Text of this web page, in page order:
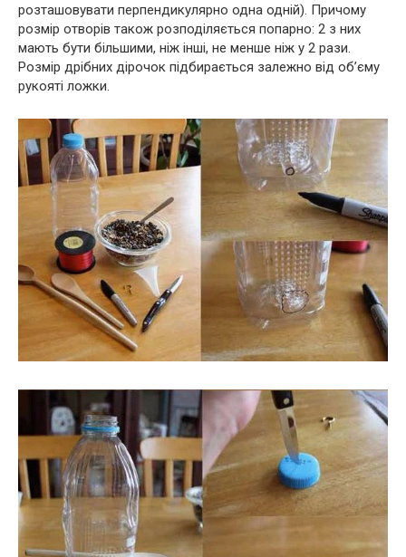
розташовувати перпендикулярно одна одній). Причому
розмір отворів також розподіляється попарно: 2 з них
мають бути більшими, ніж інші, не менше ніж у 2 рази.
Розмір дрібних дірочок підбирається залежно від об’єму
рукояті ложки.